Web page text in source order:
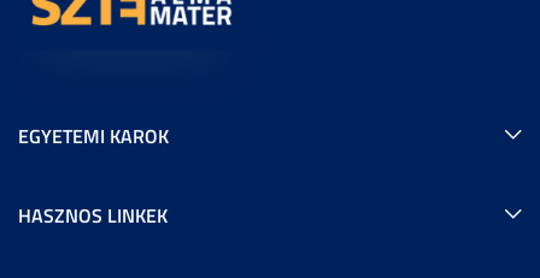
EGYETEMI KAROK
HASZNOS LINKEK